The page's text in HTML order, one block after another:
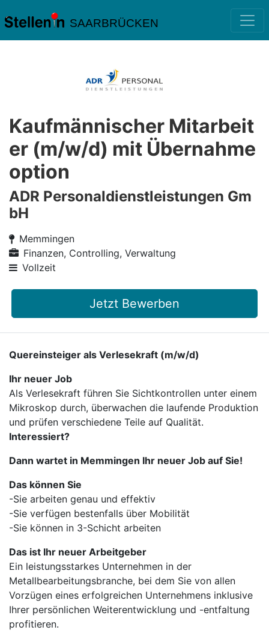
SAARBRÜCKEN
Kaufmännischer Mitarbeit
er (m/w/d) mit Übernahme
option
ADR Personaldienstleistungen Gm
bH
Memmingen
Finanzen, Controlling, Verwaltung
Vollzeit
Jetzt Bewerben
Quereinsteiger als Verlesekraft (m/w/d)
Ihr neuer Job
Als Verlesekraft führen Sie Sichtkontrollen unter einem
Mikroskop durch, überwachen die laufende Produktion
und prüfen verschiedene Teile auf Qualität.
Interessiert?
Dann wartet in Memmingen Ihr neuer Job auf Sie!
Das können Sie
-Sie arbeiten genau und effektiv
-Sie verfügen bestenfalls über Mobilität
-Sie können in 3-Schicht arbeiten
Das ist Ihr neuer Arbeitgeber
Ein leistungsstarkes Unternehmen in der
Metallbearbeitungsbranche, bei dem Sie von allen
Vorzügen eines erfolgreichen Unternehmens inklusive
Ihrer persönlichen Weiterentwicklung und -entfaltung
profitieren.